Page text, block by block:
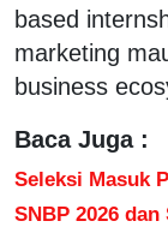
based
marketing
business
Baca Juga :
Seleksi Masuk
SNBP 2026 dan